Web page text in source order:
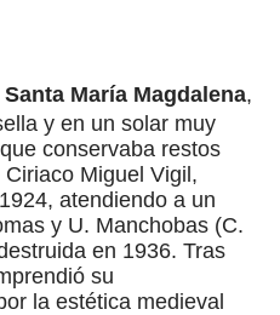
María Magdalena,
y en un solar muy
conservaba restos
Miguel Vigil,
atendiendo a un
y U. Manchobas (C.
en 1936. Tras
su
la estética medieval